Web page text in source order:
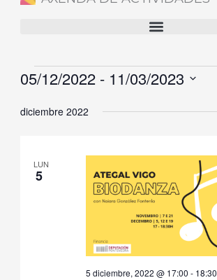
Eventos
05/12/2022 - 11/03/2023
la
diciembre 2022
LUN
5
5 diciembre, 2022 @ 17:00 - 18:30